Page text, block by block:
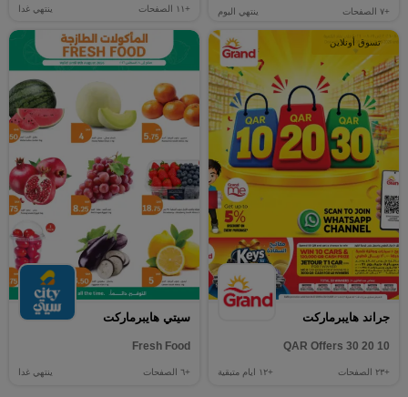
+٧ الصفحات ينتهي اليوم +١١ الصفحات ينتهي غدا
تسوق أونلاين
جراند هايبرماركت
10 20 30 QAR Offers
+٢٣ الصفحات +١٢ ايام متبقية
سيتي هايبرماركت
Fresh Food
+٦ الصفحات ينتهي غدا